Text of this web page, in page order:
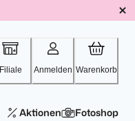
Filiale Anmelden Warenkorb
Aktionen Fotoshop